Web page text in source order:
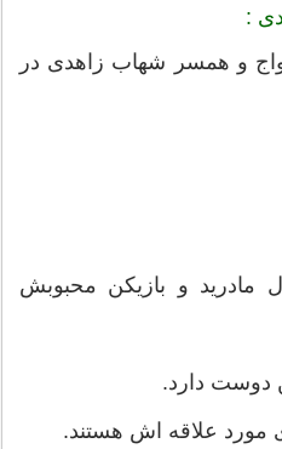
:
و همسر شهاب زاهدی در
مادرید و بازیکن محبوبش
دوست دارد.
مورد علاقه اش هستند.